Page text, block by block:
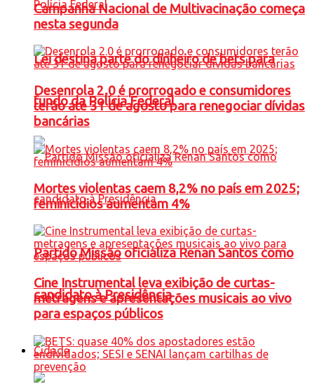
Lei destina parte do dinheiro de bets para
fundo da Polícia Federal
Partido Missão oficializa Renan Santos como
candidato à Presidência
Cidade
Campanha Nacional de Multivacinação começa
nesta segunda
Desenrola 2.0 é prorrogado e consumidores
terão até 31 de agosto para renegociar dívidas
bancárias
Mortes violentas caem 8,2% no país em 2025;
feminicídios aumentam 4%
Cine Instrumental leva exibição de curtas-
metragens e apresentações musicais ao vivo
para espaços públicos